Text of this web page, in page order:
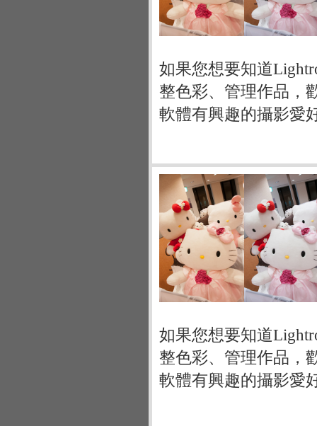
如果您想要知道
整色彩、管理作品，
軟體有興趣的攝影愛
如果您想要知道
整色彩、管理作品，
軟體有興趣的攝影愛